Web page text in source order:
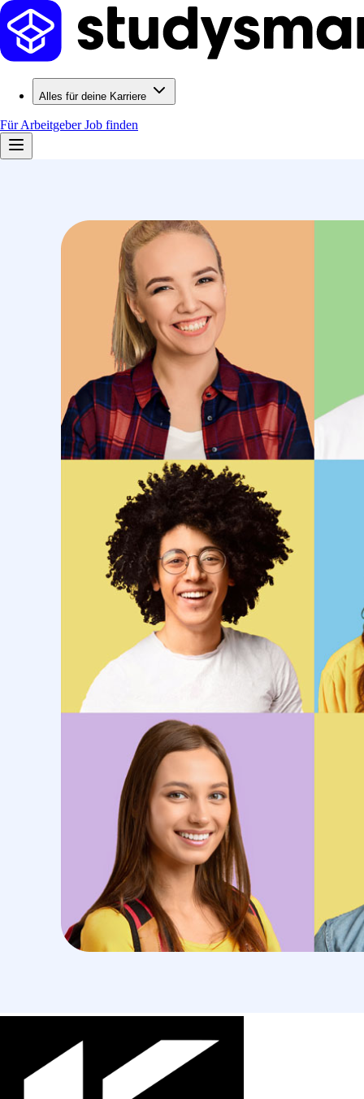
Alles für deine Karriere
Für ArbeitgeberJob finden